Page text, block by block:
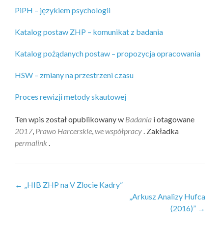
PiPH – językiem psychologii
Katalog postaw ZHP – komunikat z badania
Katalog pożądanych postaw – propozycja opracowania
HSW – zmiany na przestrzeni czasu
Proces rewizji metody skautowej
Ten wpis został opublikowany w Badania i otagowane
2017, Prawo Harcerskie,we współpracy . Zakładka
permalink .
Zobacz
← „HIB ZHP na V Zlocie Kadry”
„Arkusz Analizy Hufca
(2016)” →